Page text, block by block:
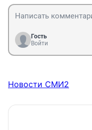
Гость
Войти
Новости СМИ2